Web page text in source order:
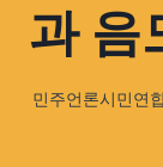
과 음
민주언론시민연